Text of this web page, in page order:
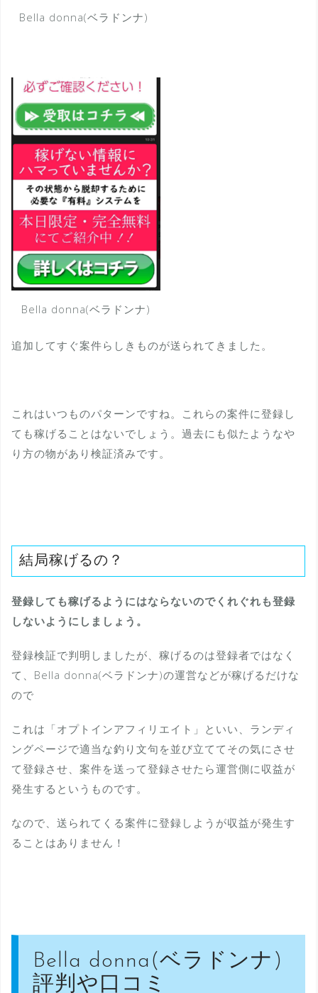
Bella donna(ベラドンナ)
Bella donna(ベラドンナ)
追加してすぐ案件らしきものが送られてきました。
これはいつものパターンですね。これらの案件に登録し
ても稼げることはないでしょう。過去にも似たようなや
り方の物があり検証済みです。
結局稼げるの？
登録しても稼げるようにはならないのでくれぐれも登録
しないようにしましょう。
登録検証で判明しましたが、稼げるのは登録者ではなく
て、Bella donna(ベラドンナ)の運営などが稼げるだけな
ので
これは「オプトインアフィリエイト」といい、ランディ
ングページで適当な釣り文句を並び立ててその気にさせ
て登録させ、案件を送って登録させたら運営側に収益が
発生するというものです。
なので、送られてくる案件に登録しようが収益が発生す
ることはありません！
Bella donna(ベラドンナ)
評判や口コミ